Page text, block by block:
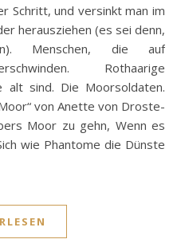
Schritt, und versinkt man im
herausziehen (es sei denn,
Menschen, die auf
Rothaarige
alt sind. Die Moorsoldaten.
von Anette von Droste-
Moor zu gehn, Wenn es
wie Phantome die Dünste